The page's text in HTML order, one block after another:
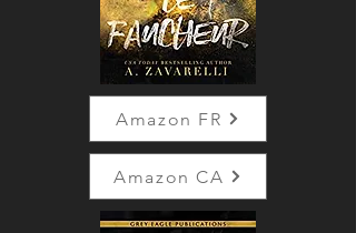
Amazon FR
Amazon CA